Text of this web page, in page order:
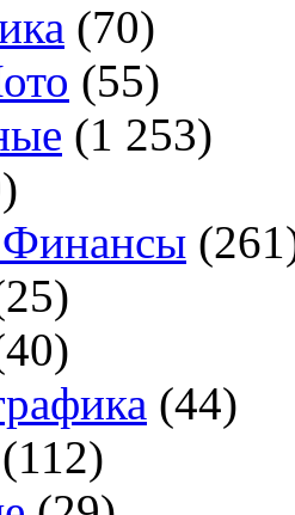
(70)
(55)
(1 253)
Финансы
(44)
(112)